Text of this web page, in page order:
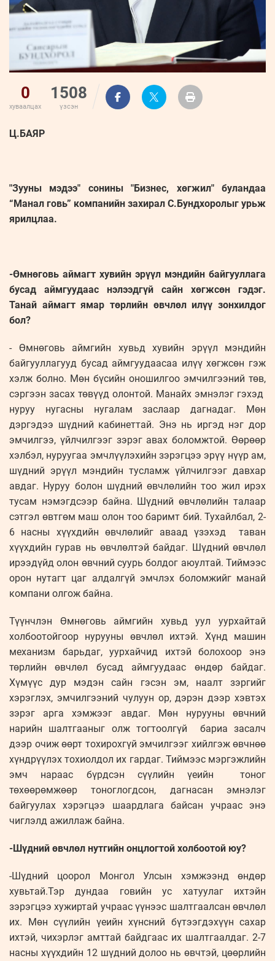
0
хуваалцах
1508
үзсэн
Ц.БАЯР
"Зууны мэдээ" сонины "Бизнес, хөгжил" буландаа
“Манал говь” компанийн захирал С.Бундхоролыг урьж
ярилцлаа.
-Өмнөговь аймагт хувийн эрүүл мэндийн байгууллага
бусад аймгуудаас нэлээдгүй сайн хөгжсөн гэдэг.
Танай аймагт ямар төрлийн өвчлөл илүү зонхилдог
бол?
- Өмнөговь аймгийн хувьд хувийн эрүүл мэндийн
байгууллагууд бусад аймгуудаасаа илүү хөгжсөн гэж
хэлж болно. Мөн бүсийн оношилгоо эмчилгээний төв,
сэргээн засах төвүүд олонтой. Манайх эмнэлэг гэхэд
нуруу нугасны нугалам заслаар дагнадаг. Мөн
дэргэдээ шүдний кабинеттай. Энэ нь иргэд нэг дор
эмчилгээ, үйлчилгээг зэрэг авах боломжтой. Өөрөөр
хэлбэл, нуруугаа эмчлүүлэхийн зэрэгцээ эрүү нүүр ам,
шүдний эрүүл мэндийн тусламж үйлчилгээг давхар
авдаг. Нуруу болон шүдний өвчлөлийн тоо жил ирэх
тусам нэмэгдсээр байна. Шүдний өвчлөлийн талаар
сэтгэл өвтгөм маш олон тоо баримт бий. Тухайлбал, 2-
6 насны хүүхдийн өвчлөлийг аваад үзэхэд таван
хүүхдийн гурав нь өвчлөлтэй байдаг. Шүдний өвчлөл
ирээдүйд олон өвчний суурь болдог аюултай. Тиймээс
орон нутагт цаг алдалгүй эмчлэх боломжийг манай
компани олгож байна.
Түүнчлэн Өмнөговь аймгийн хувьд уул уурхайтай
холбоотойгоор нурууны өвчлөл ихтэй. Хүнд машин
механизм барьдаг, уурхайчид ихтэй болохоор энэ
төрлийн өвчлөл бусад аймгуудаас өндөр байдаг.
Хүмүүс дур мэдэн сайн гэсэн эм, наалт зэргийг
хэрэглэх, эмчилгээний чулуун ор, дэрэн дээр хэвтэх
зэрэг арга хэмжээг авдаг. Мөн нурууны өвчний
нарийн шалтгааныг олж тогтоолгүй бариа засалч
дээр очиж өөрт тохирохгүй эмчилгээг хийлгэж өвчнөө
хүндрүүлэх тохиолдол их гардаг. Тиймээс мэргэжлийн
эмч нараас бүрдсэн сүүлийн үеийн тоног
төхөөрөмжөөр тоноглогдсон, дагнасан эмнэлэг
байгуулах хэрэгцээ шаардлага байсан учраас энэ
чиглэлд ажиллаж байна.
-Шүдний өвчлөл нутгийн онцлогтой холбоотой юу?
-Шүдний цоорол Монгол Улсын хэмжээнд өндөр
хувьтай.Тэр дундаа говийн ус хатуулаг ихтэйн
зэрэгцээ хужиртай учраас үүнээс шалтгаалсан өвчлөл
их. Мөн сүүлийн үеийн хүнсний бүтээгдэхүүн сахар
ихтэй, чихэрлэг амттай байдгаас их шалтгаалдаг. 2-7
насны хүүхдийн 12 шүдний долоо нь өвчтэй, цөөрлийн